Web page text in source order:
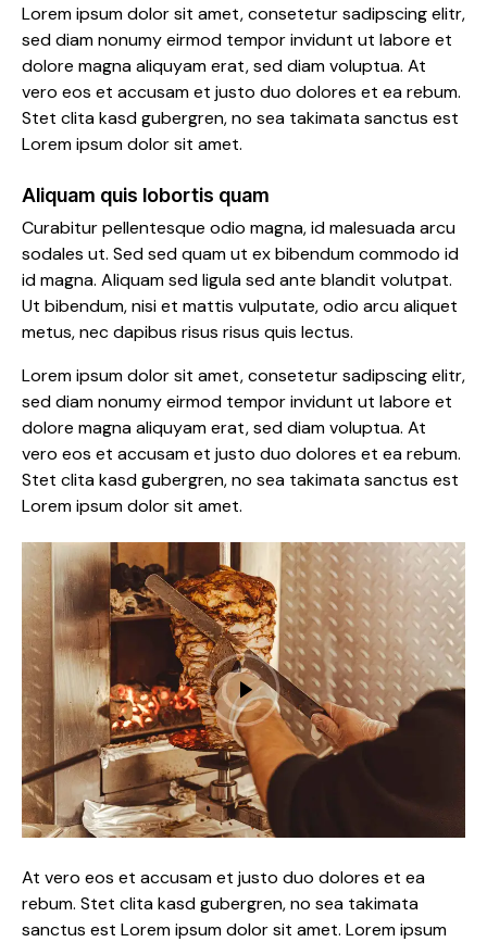
Lorem ipsum dolor sit amet, consetetur sadipscing elitr,
sed diam nonumy eirmod tempor invidunt ut labore et
dolore magna aliquyam erat, sed diam voluptua. At
vero eos et accusam et justo duo dolores et ea rebum.
Stet clita kasd gubergren, no sea takimata sanctus est
Lorem ipsum dolor sit amet.
Aliquam quis lobortis quam
Curabitur pellentesque odio magna, id malesuada arcu
sodales ut. Sed sed quam ut ex bibendum commodo id
id magna. Aliquam sed ligula sed ante blandit volutpat.
Ut bibendum, nisi et mattis vulputate, odio arcu aliquet
metus, nec dapibus risus risus quis lectus.
Lorem ipsum dolor sit amet, consetetur sadipscing elitr,
sed diam nonumy eirmod tempor invidunt ut labore et
dolore magna aliquyam erat, sed diam voluptua. At
vero eos et accusam et justo duo dolores et ea rebum.
Stet clita kasd gubergren, no sea takimata sanctus est
Lorem ipsum dolor sit amet.
At vero eos et accusam et justo duo dolores et ea
rebum. Stet clita kasd gubergren, no sea takimata
sanctus est Lorem ipsum dolor sit amet. Lorem ipsum